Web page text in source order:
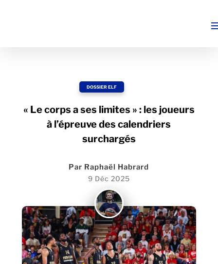
DOSSIER ELF
« Le corps a ses limites » : les joueurs
à l’épreuve des calendriers
surchargés
Par Raphaël Habrard
9 Déc 2025